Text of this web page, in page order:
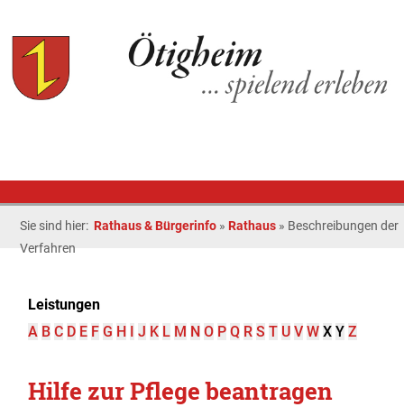
Sie sind hier: Rathaus & Bürgerinfo » Rathaus » Beschreibungen der
Verfahren
Leistungen
A B C D E F G H I J K L M N O P Q R S T U V W X Y Z
Hilfe zur Pflege beantragen